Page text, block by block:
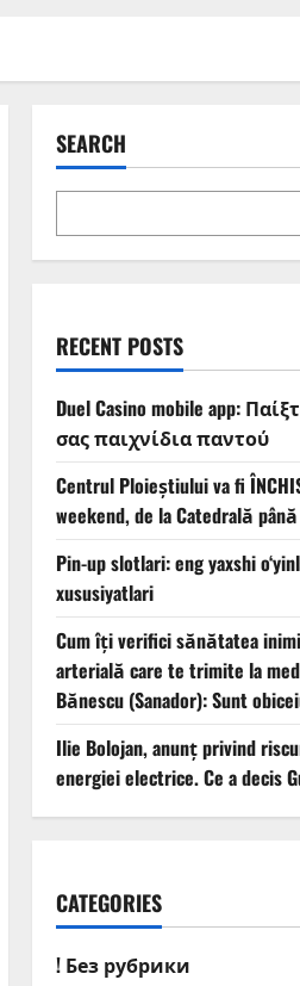
SEARCH
RECENT POSTS
Duel Casino mobile app:
σας παιχνίδια παντού
Centrul Ploieștiului va fi
weekend, de la Catedrală până
Pin-up slotlari: eng yaxshi
xususiyatlari
Cum îți verifici sănătatea
arterială care te trimite la
Bănescu (Sanador): Sunt
Ilie Bolojan, anunț privind
energiei electrice. Ce a decis
CATEGORIES
! Без рубрики